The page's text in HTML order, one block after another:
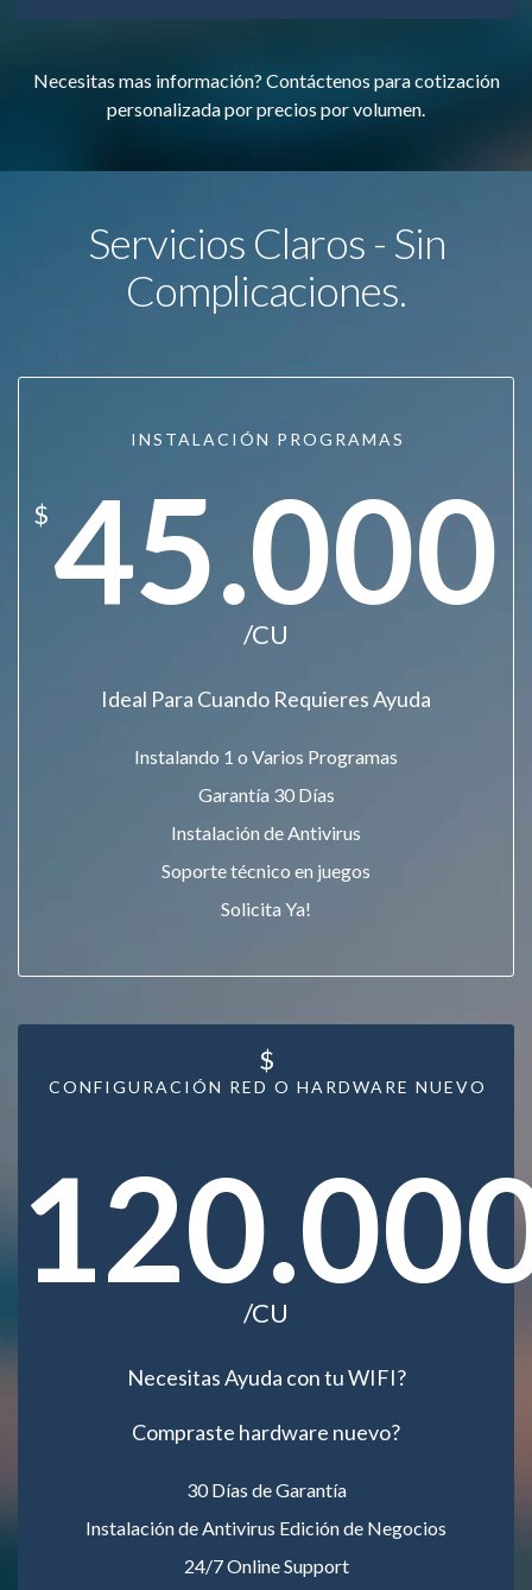
Necesitas mas información? Contáctenos para cotización
personalizada por precios por volumen.
Servicios Claros - Sin
Complicaciones.
INSTALACIÓN PROGRAMAS
$45.000
/CU
Ideal Para Cuando Requieres Ayuda
Instalando 1 o Varios Programas
Garantía 30 Días
Instalación de Antivirus
Soporte técnico en juegos
Solicita Ya!
CONFIGURACIÓN RED O HARDWARE NUEVO
$
/CU
Necesitas Ayuda con tu WIFI?
Compraste hardware nuevo?
30 Días de Garantía
Instalación de Antivirus Edición de Negocios
24/7 Online Support